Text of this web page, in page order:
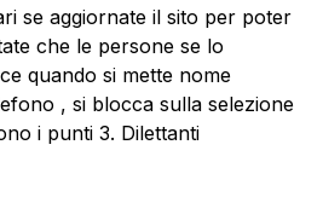
se aggiornate il sito per poter
che le persone se lo
quando si mette nome
, si blocca sulla selezione
i punti 3. Dilettanti